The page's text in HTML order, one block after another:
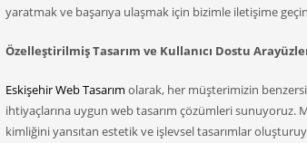
yaratmak ve başarıya ulaşmak için bizimle iletişime
Özelleştirilmiş Tasarım ve Kullanıcı Dostu
Eskişehir Web Tasarım olarak, her müşterimizin
ihtiyaçlarına uygun web tasarım çözümleri sunuyoruz.
kimliğini yansıtan estetik ve işlevsel tasarımlar